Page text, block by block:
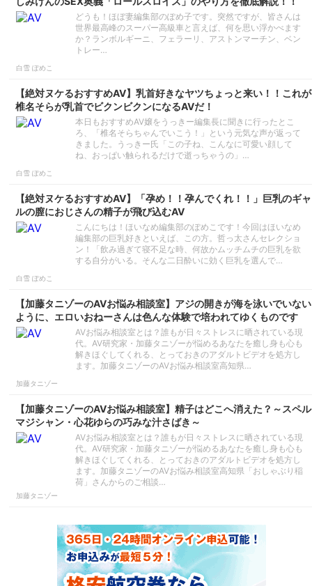
どうも！ほぼ妻編集部のぽめ子です。突然ですが、皆さんは
世界最高峰のスーパー高級車と言えば、何を思い浮かべます
か？ランボルギーニ、フェラーリ、アストンマーチン、ベン
トレー…
白雪 ぽめこ
【絶対ヌケるおすすめAV】乳首好きなヤツちょっと来い！！これが
椎名そらが乳首でビクンビクンになるAVだ！
本日もおすすめAV嬢をうっきー編集長に聞きに行ったとこ
ろ、「椎名そらちゃんでいこう！」という元気な声が返って
きました。うっきー氏「この子ね、こんなに可愛い顔して
ね、おっぱい触られるだけで逝っちゃうの」…
白雪 ぽめこ
【絶対ヌケるおすすめAV】「孕め！！孕んでくれ！！」巨乳のギャ
ルの膣におじさんの精子が飛び込むAV
こんにちは！ほいなめ編集部のぽめこです！今回はほいなめ
編集部の巨乳好きといえば、この方。哲っ太さんセレクショ
ン！「飲み過ぎて寝不足な時、何故かムッチムチの巨乳を欲
する自分がいる。そんな二日酔いに効く巨乳を選んで…
白雪 ぽめこ
【加藤タニゾーのAVお悩み相談室】アジの開きが海を泳いでいない
ように、エロいおねーさんは色んな体験で培われてゆくものです
AVお悩み相談室とは？誰もが日々ストレスに晒されている現
代。AV研究家・加藤タニゾーが悩めるあなたを癒し身も心も
解きほぐしてくれる、とっておきのアダルトビデオを処方し
ます。加藤タニゾーのAVお悩み相談室高知県…
加藤タニゾー
【加藤タニゾーのAVお悩み相談室】精子はどこへ消えた？～スペル
マジシャン・心花ゆらの巧みな汁さばき～
AVお悩み相談室とは？誰もが日々ストレスに晒されている現
代。AV研究家・加藤タニゾーが悩めるあなたを癒し身も心も
解きほぐしてくれる、とっておきのアダルトビデオを処方し
ます。加藤タニゾーのAVお悩み相談室高知県「おしゃぶり稲
荷」さんからのご相談…
加藤タニゾー